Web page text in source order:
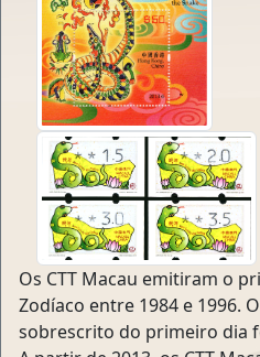
Os CTT Macau emitiram o
Zodíaco entre 1984 e 1996.
sobrescrito do primeiro dia